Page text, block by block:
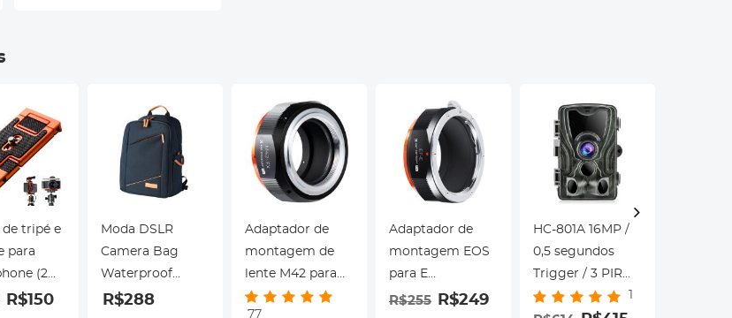
de tripé e
para
(2
R$150
Moda DSLR
Camera Bag
Waterproof
Travel Bag
R$288
Adaptador de
montagem de
lente M42 para
Fuji X para lente
77
Adaptador de
montagem EOS
para E
compatível com
R$255 R$249
HC-801A 16MP /
0,5 segundos
Trigger / 3 PIR
HD Câmera de